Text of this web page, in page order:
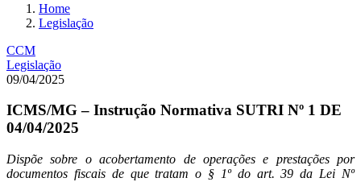
Home
Legislação
CCM
Legislação
09/04/2025
ICMS/MG – Instrução Normativa SUTRI Nº 1 DE
04/04/2025
Dispõe sobre o acobertamento de operações e prestações por
documentos fiscais de que tratam o § 1º do art. 39 da Lei Nº